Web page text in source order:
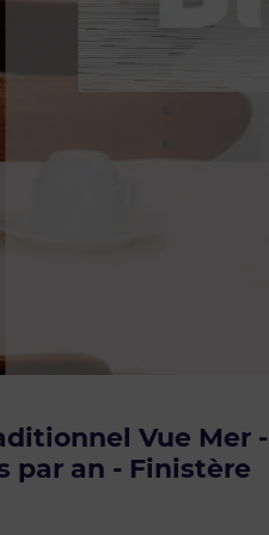
Vue Mer -
par an - Finistère